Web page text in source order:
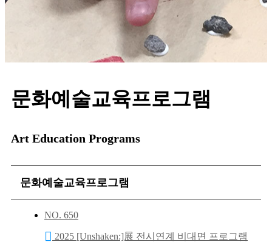
문화예술교육프로그램
Art Education Programs
문화예술교육프로그램
NO. 650
2025 [Unshaken:]展 전시연계 비대면 프로그램